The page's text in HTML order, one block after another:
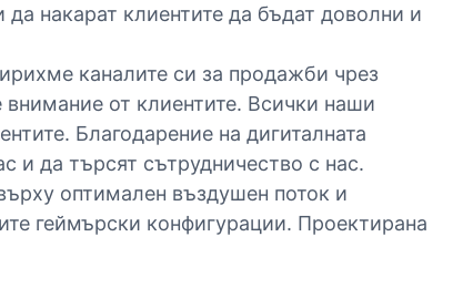
накарат клиентите да бъдат доволни и
каналите си за продажби чрез
от клиентите. Всички наши
Благодарение на дигиталната
и да търсят сътрудничество с нас.
оптимален въздушен поток и
геймърски конфигурации. Проектирана